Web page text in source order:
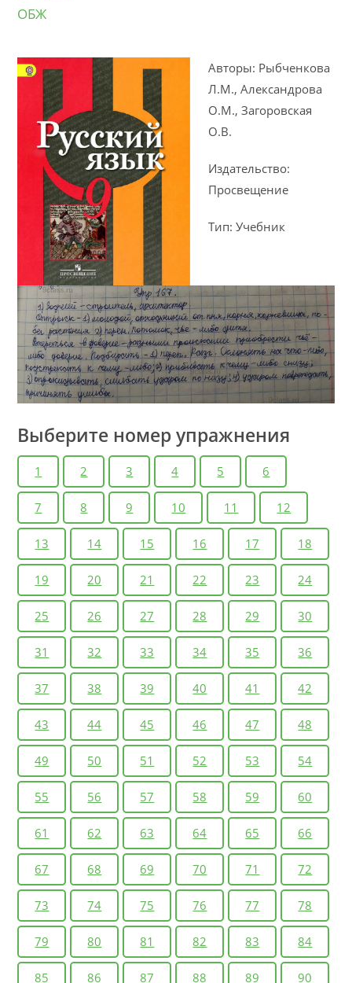
ОБЖ
Авторы: Рыбченкова
Л.М., Александрова
О.М., Загоровская
О.В.
Издательство:
Просвещение
Тип: Учебник
Выберите номер упражнения
1 2 3 4 5 6
7 8 9 10 11 12
13 14 15 16 17 18
19 20 21 22 23 24
25 26 27 28 29 30
31 32 33 34 35 36
37 38 39 40 41 42
43 44 45 46 47 48
49 50 51 52 53 54
55 56 57 58 59 60
61 62 63 64 65 66
67 68 69 70 71 72
73 74 75 76 77 78
79 80 81 82 83 84
85 86 87 88 89 90